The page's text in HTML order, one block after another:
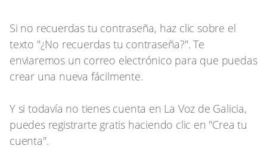
Si no recuerdas tu contraseña, haz clic sobre el
texto "¿No recuerdas tu contraseña?". Te
enviaremos un correo electrónico para que puedas
crear una nueva fácilmente.
Y si todavía no tienes cuenta en La Voz de Galicia,
puedes registrarte gratis haciendo clic en "Crea tu
cuenta".